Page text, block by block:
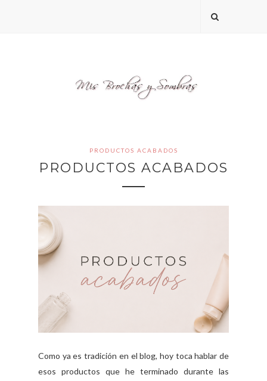
PRODUCTOS ACABADOS
PRODUCTOS ACABADOS
Como ya es tradición en el blog, hoy toca hablar de
esos productos que he terminado durante las